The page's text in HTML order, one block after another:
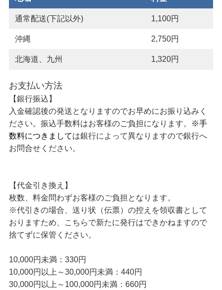
通常配送(下記以外) 1,100円
沖縄 2,750円
北海道、九州 1,320円
お支払い方法
【銀行振込】
入金確認後の発送となりますのでお早めにお振り込みく
ださい。振込手数料はお客様のご負担になります。
※手
数料につきましては銀行によって異なりますので銀行へ
お問合せください。
【代金引き換え】
枚数、料金問わずお客様のご負担となります。
※代引きの場合、送り状（伝票）の控えを領収書として
おりますため、こちらで新たに発行はできかねますので
捨てずに保管ください。
10,000円未満：330円
10,000円以上～30,000円未満：440円
30,000円以上～100,000円未満：660円